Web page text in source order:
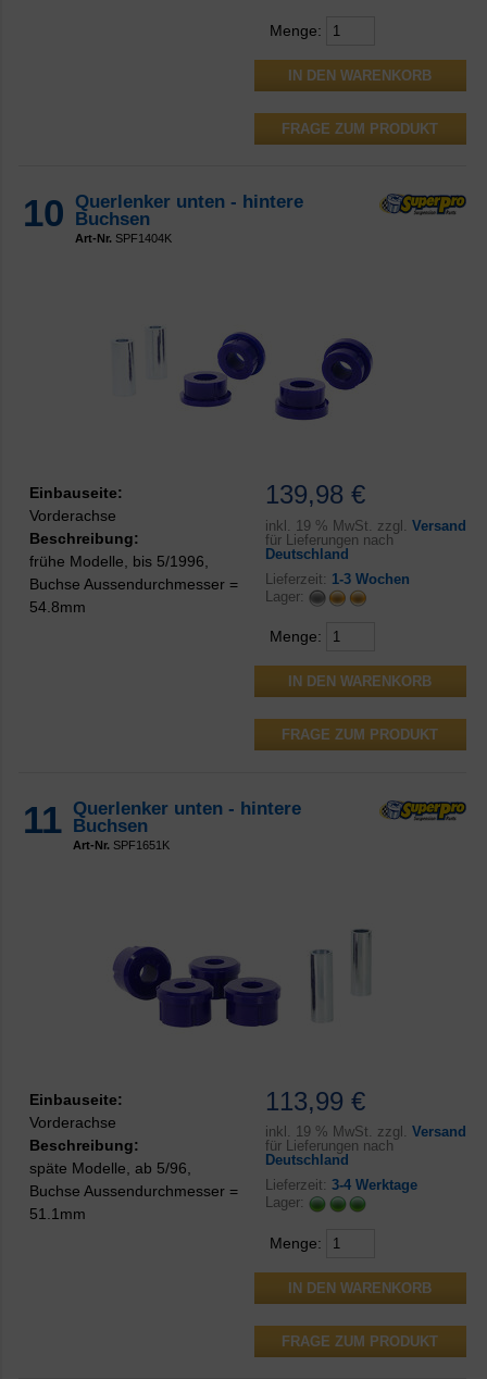
Menge:
FRAGE ZUM PRODUKT
10
Querlenker unten - hintere
Buchsen
Art-Nr. SPF1404K
139,98 €
inkl. 19 % MwSt. zzgl. Versand
für Lieferungen nach
Deutschland
Lieferzeit: 1-3 Wochen
Lager:
Menge:
FRAGE ZUM PRODUKT
Einbauseite:
Vorderachse
Beschreibung:
frühe Modelle, bis 5/1996,
Buchse Aussendurchmesser =
54.8mm
11 Querlenker unten - hintere
Buchsen
Art-Nr. SPF1651K
113,99 €
inkl. 19 % MwSt. zzgl. Versand
für Lieferungen nach
Deutschland
Lieferzeit: 3-4 Werktage
Lager:
Menge:
FRAGE ZUM PRODUKT
Einbauseite:
Vorderachse
Beschreibung:
späte Modelle, ab 5/96,
Buchse Aussendurchmesser =
51.1mm